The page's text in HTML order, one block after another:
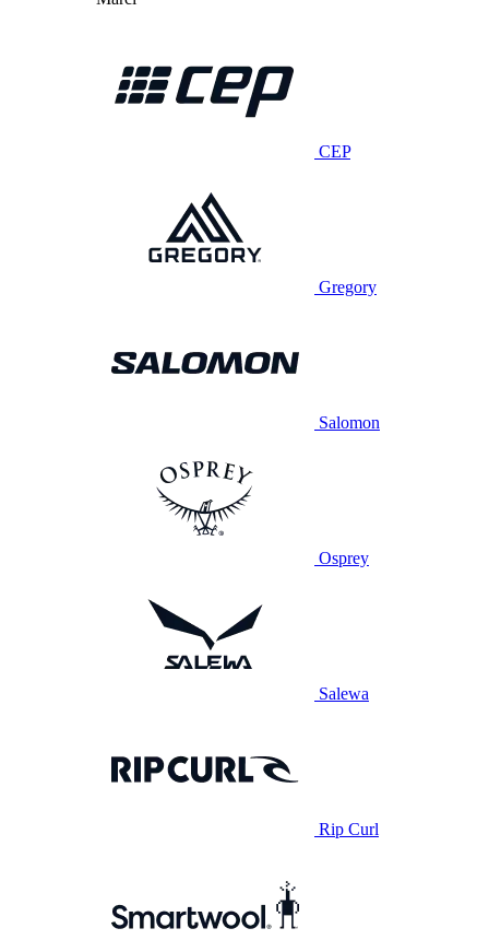
CEP
Gregory
Salomon
Osprey
Salewa
Rip Curl